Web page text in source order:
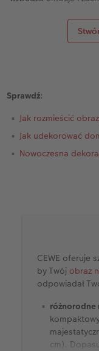
Sprawdź:
Jak rozmieścić
Jak udekorować
Nowoczesna
CEWE oferuje
by Twój obraz
odpowiadał
różnorodne
cm).